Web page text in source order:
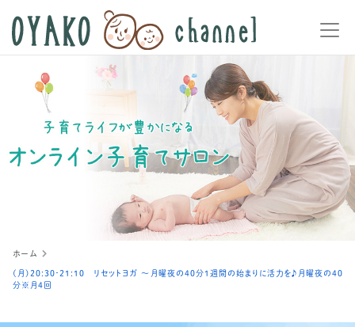
ホーム
(月)20:30‐21:10 リセットヨガ ～月曜夜の40分１週間の始まりに活力を♪月曜夜の40
分※月4回